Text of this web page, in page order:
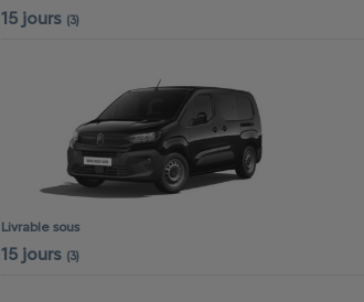
15 jours (3)
Livrable sous
15 jours (3)